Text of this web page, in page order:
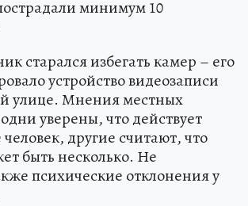
минимум 10
старался избегать камер – его
устройство видеозаписи
улице. Мнения местных
уверены, что действует
другие считают, что
быть несколько. Не
психические отклонения у